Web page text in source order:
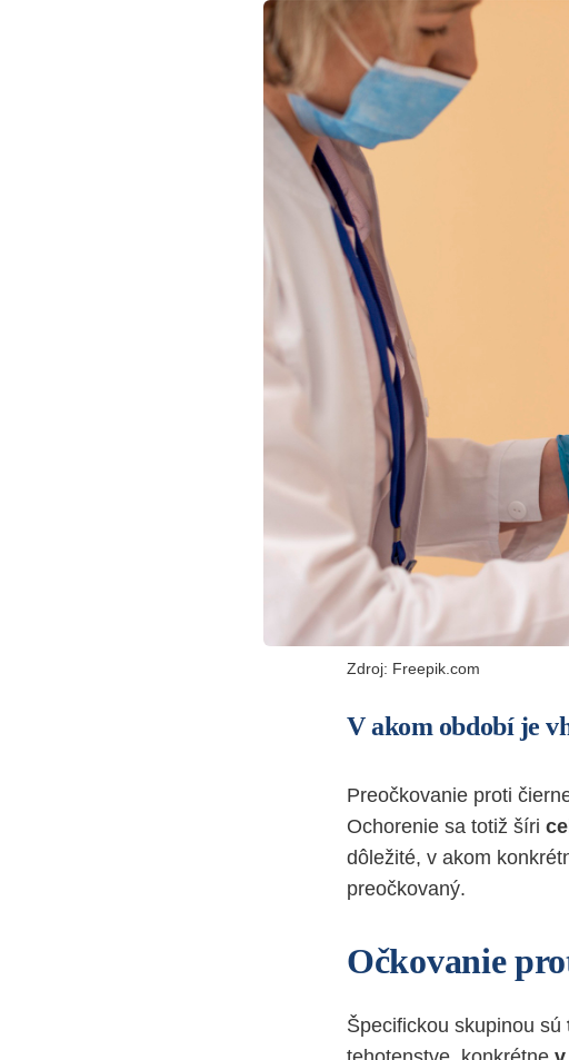
Zdroj: Freepik.com
V akom období je
Preočkovanie proti
Ochorenie sa totiž šíri
dôležité, v akom
preočkovaný.
Očkovanie
Špecifickou skupinou sú